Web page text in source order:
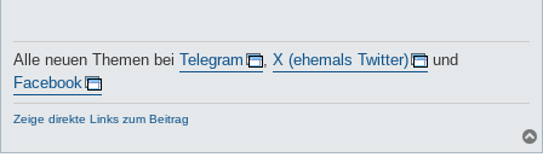
Alle neuen Themen bei Telegram , X (ehemals Twitter)
und
Facebook
Zeige direkte Links zum Beitrag